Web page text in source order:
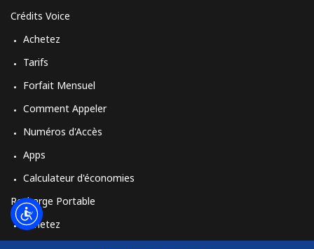
Crédits Voice
Achetez
Tarifs
Forfait Mensuel
Comment Appeler
Numéros d'Accès
Apps
Calculateur d'économies
Recharge Portable
Achetez